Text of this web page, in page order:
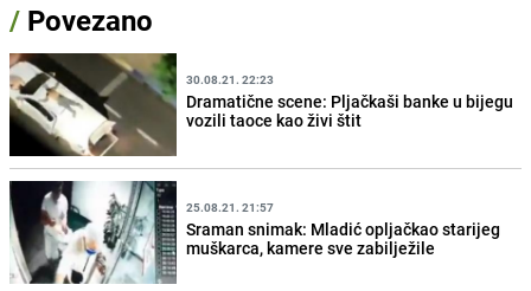
/ Povezano
30.08.21. 22:23
Dramatične scene: Pljačkaši banke u bijegu
vozili taoce kao živi štit
25.08.21. 21:57
Sraman snimak: Mladić opljačkao starijeg
muškarca, kamere sve zabilježile